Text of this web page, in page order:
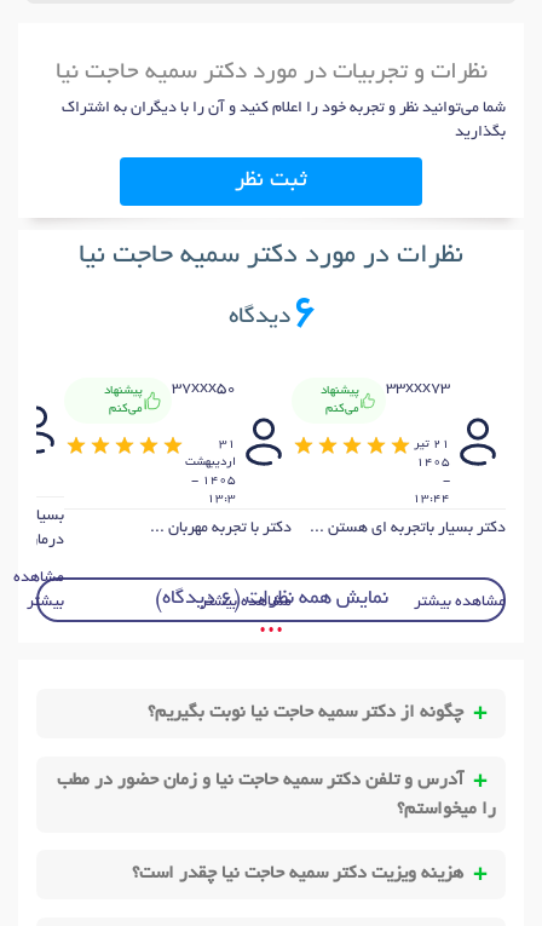
نظرات و تجربیات در مورد دکتر سمیه حاجت نیا
شما می‌توانید نظر و تجربه خود را اعلام کنید و آن را با دیگران به اشتراک
بگذارید
ثبت نظر
نظرات در مورد دکتر سمیه حاجت نیا
6دیدگاه
33xxx73
پیشنهاد
می‌کنم
21 تير
1405
-
13:44
دکتر بسیار باتجربه ای هستن ...
مشاهده بیشتر
37xxx50
پیشنهاد
می‌کنم
31
ارديبهشت
1405 -
13:3
دکتر با تجربه مهربان ...
مشاهده بیشتر
بسیار با
درمان) ...
مشاهده
بیشتر
نمایش همه نظرات (6 دیدگاه)
• • •
چگونه از دکتر سمیه حاجت نیا نوبت بگیریم؟
آدرس و تلفن دکتر سمیه حاجت نیا و زمان حضور در مطب
را میخواستم؟
هزینه ویزیت دکتر سمیه حاجت نیا چقدر است؟